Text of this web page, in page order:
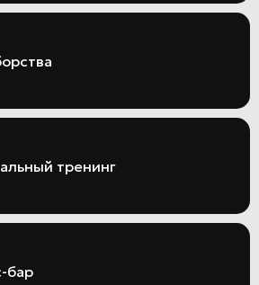
тренинг
бар